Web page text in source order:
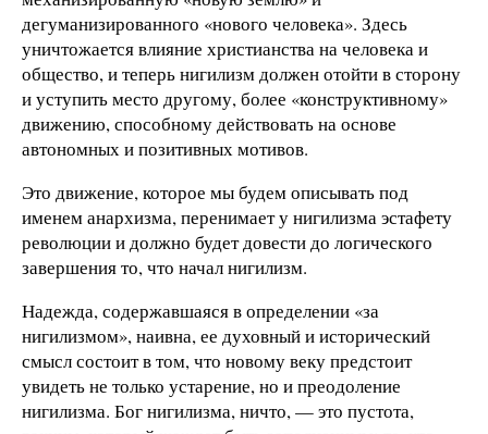
дегуманизированного «нового человека». Здесь
уничтожается влияние христианства на человека и
общество, и теперь нигилизм должен отойти в сторону
и уступить место другому, более «конструктивному»
движению, способному действовать на основе
автономных и позитивных мотивов.
Это движение, которое мы будем описывать под
именем анархизма, перенимает у нигилизма эстафету
революции и должно будет довести до логического
завершения то, что начал нигилизм.
Надежда, содержавшаяся в определении «за
нигилизмом», наивна, ее духовный и исторический
смысл состоит в том, что новому веку предстоит
увидеть не только устарение, но и преодоление
нигилизма. Бог нигилизма, ничто, — это пустота,